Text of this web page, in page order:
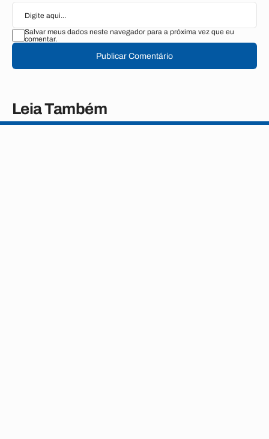
Salvar meus dados neste navegador para a próxima vez que eu
comentar.
Publicar Comentário
Leia Também